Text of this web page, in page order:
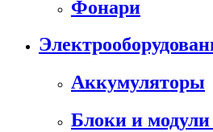
Фонари
Аккумуляторы
Блоки и